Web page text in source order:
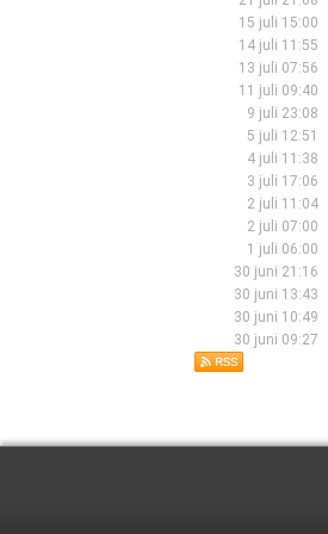
15 juli 15:00
14 juli 11:55
13 juli 07:56
11 juli 09:40
9 juli 23:08
5 juli 12:51
4 juli 11:38
3 juli 17:06
2 juli 11:04
2 juli 07:00
1 juli 06:00
30 juni 21:16
30 juni 13:43
30 juni 10:49
30 juni 09:27